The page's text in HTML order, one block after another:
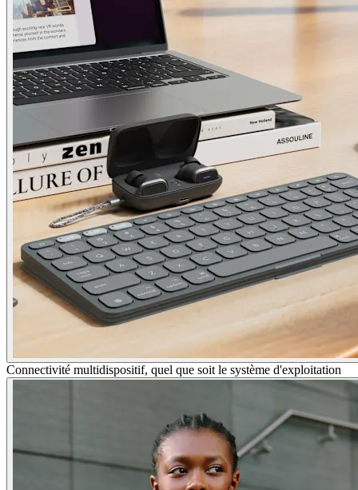
Connectivité multidispositif, quel que soit le système d'exploitation